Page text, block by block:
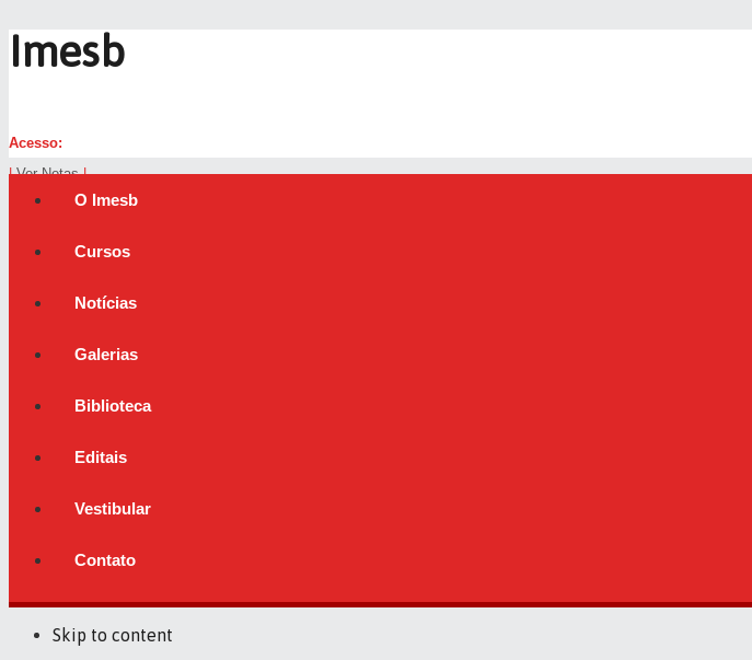
Imesb
Acesso:
|Ver Notas|
O Imesb
Cursos
Notícias
Galerias
Biblioteca
Editais
Vestibular
Contato
Skip to content